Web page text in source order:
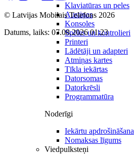
Klaviatūras un peles
Austiņas
Konsoles
Spēles un kontrolieri
Printeri
Lādētāji un adapteri
Atmiņas kartes
Tīkla iekārtas
Datorsomas
Datorkrēsli
Programmatūra
Noderīgi
Iekārtu apdrošināšana
Nomaksas līgums
Viedpulksteņi
© Latvijas Mobilais Telefons 2026
Datums, laiks: 07.08.2026 01:23